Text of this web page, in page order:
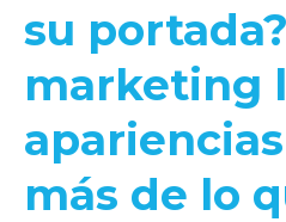
su
marketing
más de lo